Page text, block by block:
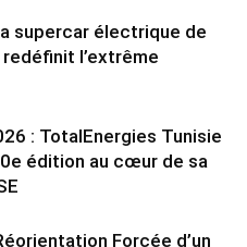
supercar électrique de
l’extrême
: TotalEnergies Tunisie
édition au cœur de sa
Forcée d’un